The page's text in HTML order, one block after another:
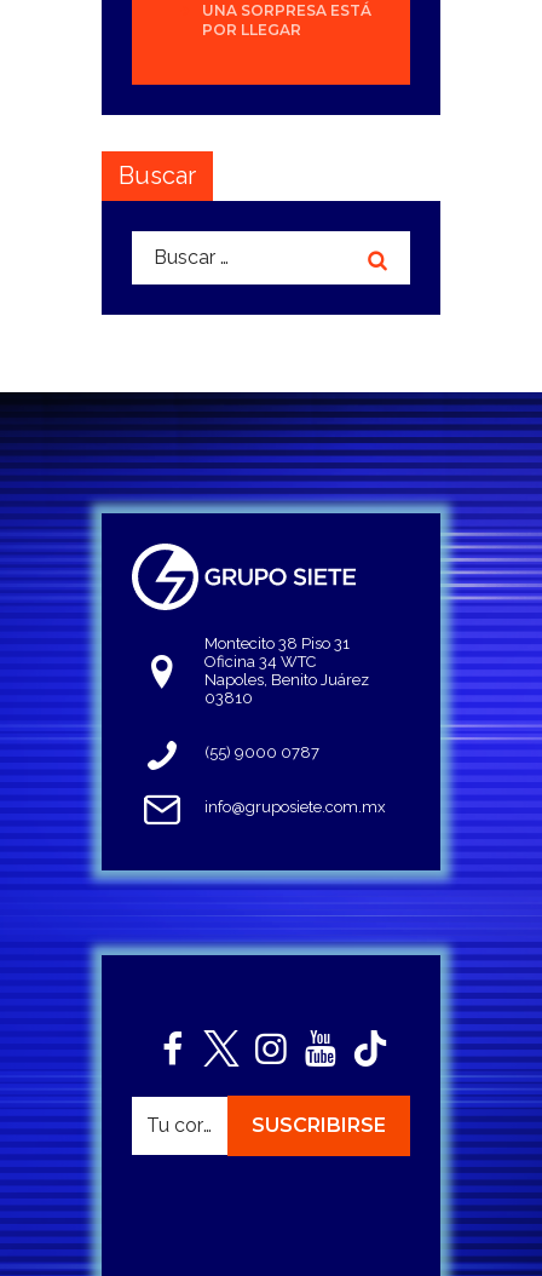
UNA SORPRESA ESTÁ
POR LLEGAR
Buscar
Buscar:
Montecito 38 Piso 31
Oficina 34 WTC
Napoles, Benito Juárez
03810
(55) 9000 0787
info@gruposiete.com.mx